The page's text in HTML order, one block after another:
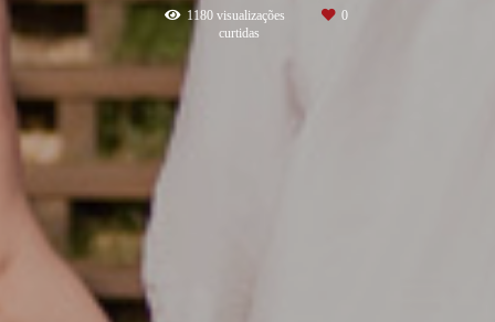
1180visualizações
0
curtidas